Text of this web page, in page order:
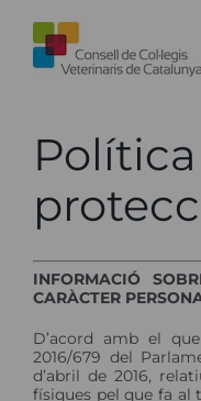
content
INFORMACIÓ
CARÀCTER
D’acord amb el
2016/679 del
d’abril de 2016,
físiques pel que fa al